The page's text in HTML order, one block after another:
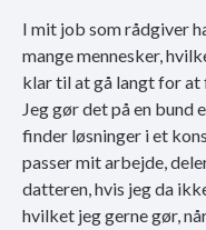
I mit job som rådgiver
mange mennesker,
klar til at gå langt for at
Jeg gør det på en
finder løsninger i et
passer mit arbejde,
datteren, hvis jeg da
hvilket jeg gerne gør,